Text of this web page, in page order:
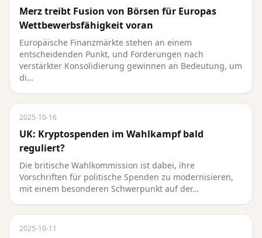
Merz treibt Fusion von Börsen für Europas
Wettbewerbsfähigkeit voran
Europäische Finanzmärkte stehen an einem
entscheidenden Punkt, und Forderungen nach
verstärkter Konsolidierung gewinnen an Bedeutung, um
di…
2025-10-16
UK: Kryptospenden im Wahlkampf bald
reguliert?
Die britische Wahlkommission ist dabei, ihre
Vorschriften für politische Spenden zu modernisieren,
mit einem besonderen Schwerpunkt auf der…
2025-10-11